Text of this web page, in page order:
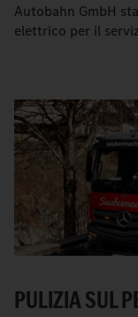
Autobahn GmbH
elettrico per il
PULIZIA SUL